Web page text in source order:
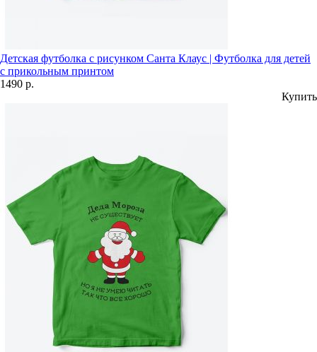
Детская футболка с рисунком Санта Клаус | Футболка для детей
с прикольным принтом
1490 р.
Купить